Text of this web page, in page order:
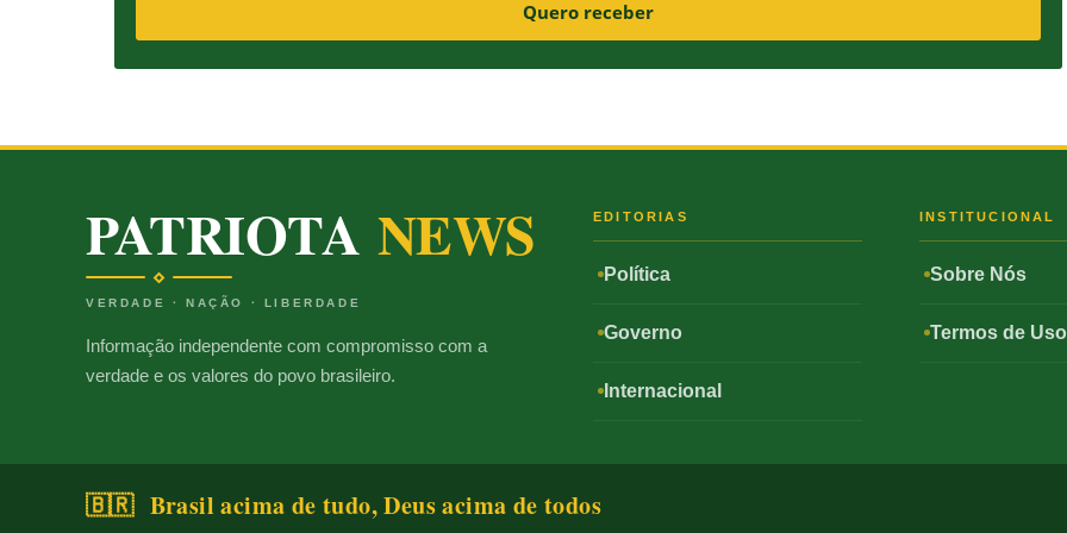
Quero receber
PATRIOTA NEWS
VERDADE · NAÇÃO · LIBERDADE
Informação independente com compromisso com a
verdade e os valores do povo brasileiro.
EDITORIAS
Política
Governo
Internacional
INSTITUCIONAL
Sobre Nós
Termos de Uso
🇧🇷 Brasil acima de tudo, Deus acima de todos